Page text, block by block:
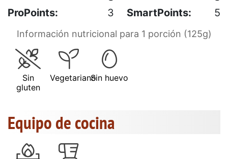
ProPoints:
3 SmartPoints: 5
Información nutricional para 1 porción (125g)
Sin
gluten
VegetarianoSin huevo
Equipo de cocina